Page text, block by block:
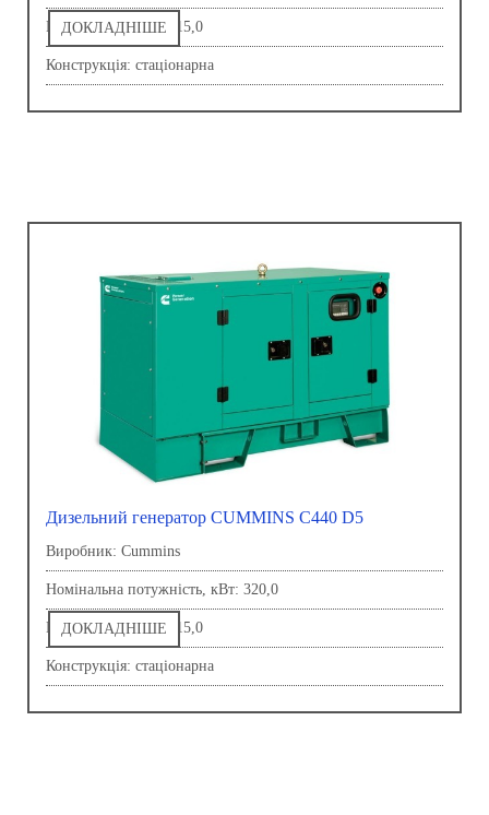
Напруга, В: 230,0-415,0
Конструкція: стаціонарна
ДОКЛАДНІШЕ
Дизельний генератор CUMMINS C440 D5
Виробник: Сummins
Номінальна потужність, кВт: 320,0
Напруга, В: 230,0-415,0
Конструкція: стаціонарна
ДОКЛАДНІШЕ